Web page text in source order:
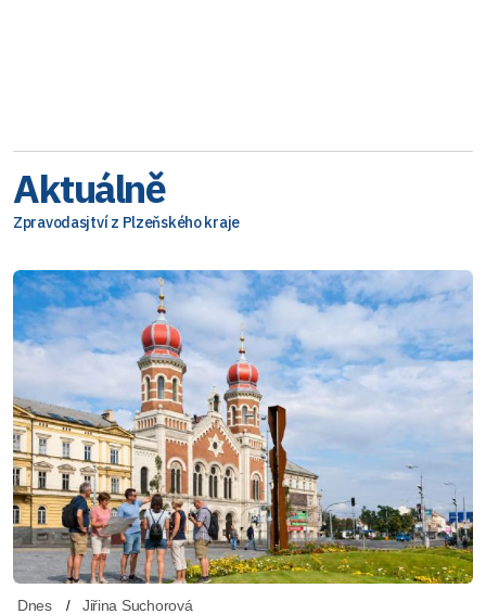
Aktuálně
Zpravodasjtví z Plzeňského kraje
Dnes Jiřina Suchorová